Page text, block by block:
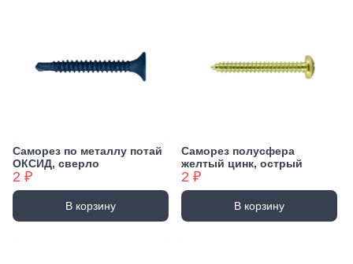
Саморез по металлу потай
ОКСИД, сверло
2 ₽
В корзину
Саморез полусфера
желтый цинк, острый
2 ₽
В корзину